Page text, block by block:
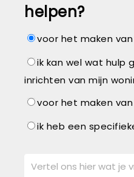
helpen?
voor het maken
ik kan wel wat hulp
inrichten van mijn
voor het maken
ik heb een